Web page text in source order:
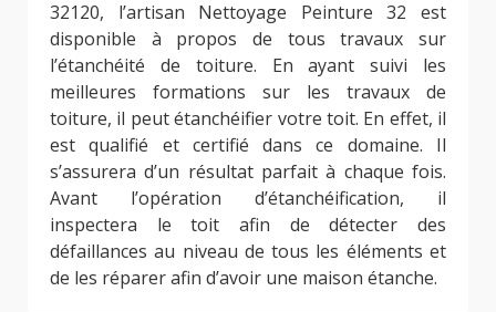
32120, l’artisan Nettoyage Peinture 32 est
disponible à propos de tous travaux sur
l’étanchéité de toiture. En ayant suivi les
meilleures formations sur les travaux de
toiture, il peut étanchéifier votre toit. En effet, il
est qualifié et certifié dans ce domaine. Il
s’assurera d’un résultat parfait à chaque fois.
Avant l’opération d’étanchéification, il
inspectera le toit afin de détecter des
défaillances au niveau de tous les éléments et
de les réparer afin d’avoir une maison étanche.